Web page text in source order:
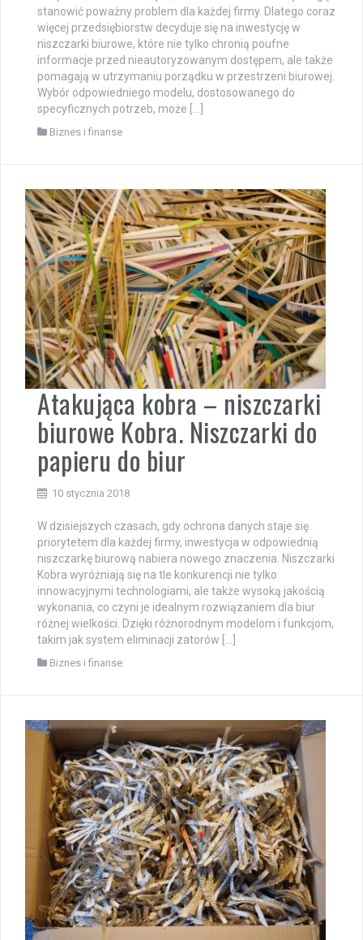
stanowić poważny problem dla każdej firmy. Dlatego coraz
więcej przedsiębiorstw decyduje się na inwestycję w
niszczarki biurowe, które nie tylko chronią poufne
informacje przed nieautoryzowanym dostępem, ale także
pomagają w utrzymaniu porządku w przestrzeni biurowej.
Wybór odpowiedniego modelu, dostosowanego do
specyficznych potrzeb, może […]
Biznes i finanse
Atakująca kobra – niszczarki
biurowe Kobra. Niszczarki do
papieru do biur
10 stycznia 2018
W dzisiejszych czasach, gdy ochrona danych staje się
priorytetem dla każdej firmy, inwestycja w odpowiednią
niszczarkę biurową nabiera nowego znaczenia. Niszczarki
Kobra wyróżniają się na tle konkurencji nie tylko
innowacyjnymi technologiami, ale także wysoką jakością
wykonania, co czyni je idealnym rozwiązaniem dla biur
różnej wielkości. Dzięki różnorodnym modelom i funkcjom,
takim jak system eliminacji zatorów […]
Biznes i finanse